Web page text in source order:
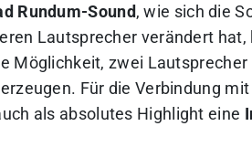
Rundum-Sound , wie sich die
Lautsprecher verändert
Möglichkeit, zwei
Für die Verbindung
als absolutes Highlight eine